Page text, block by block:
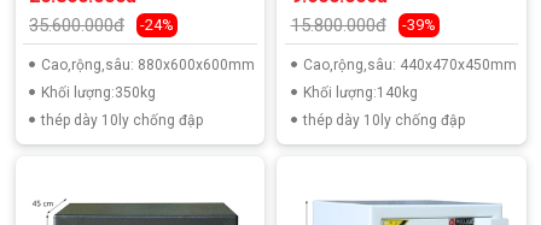
35.600.000đ -24%
Cao,rộng,sâu: 880x600x600mm
Khối lượng:350kg
thép dày 10ly chống đập
15.800.000đ -39%
Cao,rộng,sâu: 440x470x450mm
Khối lượng:140kg
thép dày 10ly chống đập